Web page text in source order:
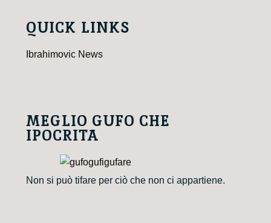
QUICK LINKS
Ibrahimovic News
MEGLIO GUFO CHE
IPOCRITA
Non si può tifare per ciò che non ci appartiene.